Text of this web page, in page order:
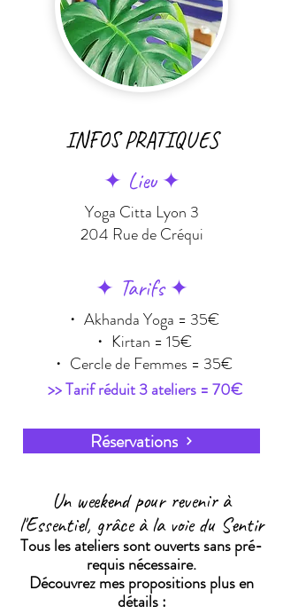
INFOS PRATIQUES
✦ Lieu ✦
Yoga Citta Lyon 3
204 Rue de Créqui
✦ Tarifs ✦
・ Akhanda Yoga = 35€
・ Kirtan = 15€
・ Cercle de Femmes = 35€
>> Tarif réduit 3 ateliers = 70€​​​
Réservations
Un weekend pour revenir à
l'Essentiel, grâce à la voie du Sentir
Tous les ateliers sont ouverts sans pré-
requis nécessaire.
Découvrez mes propositions plus en
détails :